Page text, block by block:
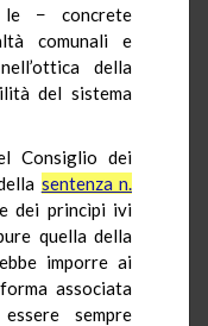
− concrete
comunali e
della
del sistema
Consiglio dei
sentenza n.
dei princìpi ivi
quella della
imporre ai
associata
sempre